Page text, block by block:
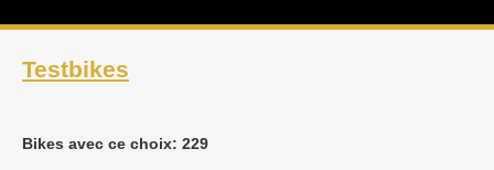
Testbikes
Bikes avec ce choix: 229